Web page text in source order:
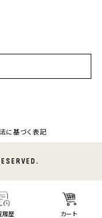
に基づく表記